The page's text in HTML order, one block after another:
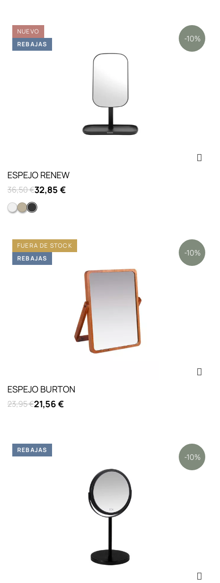
ESPEJO RENEW
36,50 €32,85 €
Blanco
BeigeGris
NUEVO
-10%
REBAJAS
ESPEJO BURTON
23,95 €21,56 €
-10%
FUERA DE STOCK
REBAJAS
-10%
REBAJAS